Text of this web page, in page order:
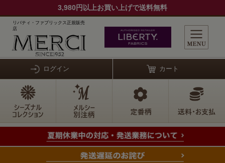
3,980円以上お買い上げで送料無料
リバティ・ファブリックス正規販売
店
ログイン カート